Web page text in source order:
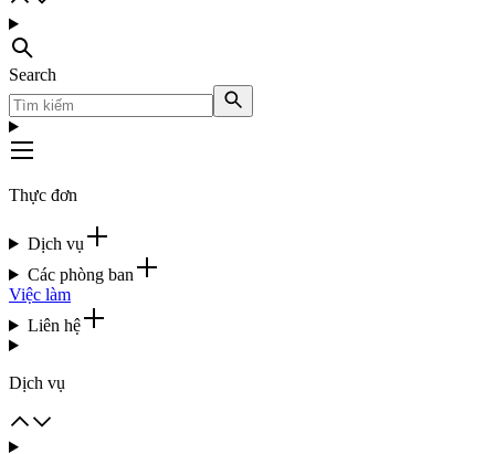
Search
Thực đơn
Dịch vụ
Các phòng ban
Việc làm
Liên hệ
Dịch vụ